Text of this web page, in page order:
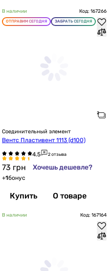
В наличии Код: 167266
ОТПРАВИМ СЕГОДНЯ ЗАБРАТЬ СЕГОДНЯ
Соединительный элемент
Вентс Пластивент 1113 (d100)
2 отзыва
73 грн Хочешь дешевле?
+1бонус
Купить О товаре
В наличии Код: 167164